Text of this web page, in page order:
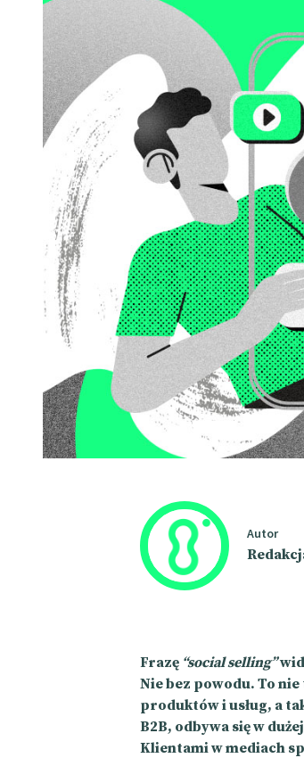
Autor
Frazę “social selling”
Nie bez powodu. To
produktów i usług, a
B2B, odbywa się w
Klientami w mediach